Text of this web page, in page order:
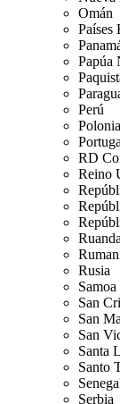
Omán
Países
Papúa
Perú
Polonia
RD
Reino
Ruanda
Rusia
Samoa
San
San
San
Santa
Santo
Serbia